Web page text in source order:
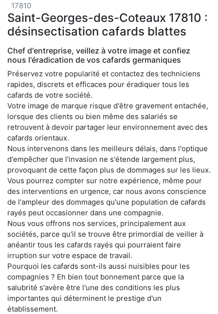
17810
Saint-Georges-des-Coteaux 17810 :
désinsectisation cafards blattes
Chef d'entreprise, veillez à votre image et confiez
nous l'éradication de vos cafards germaniques
Préservez votre popularité et contactez des techniciens
rapides, discrets et efficaces pour éradiquer tous les
cafards de votre société.
Votre image de marque risque d'être gravement entachée,
lorsque des clients ou bien même des salariés se
retrouvent à devoir partager leur environnement avec des
cafards orientaux.
Nous intervenons dans les meilleurs délais, dans l'optique
d'empêcher que l'invasion ne s'étende largement plus,
provoquant de cette façon plus de dommages sur les lieux.
Vous pourrez compter sur notre expérience, même pour
des interventions en urgence, car nous avons conscience
de l'ampleur des dommages qu'une population de cafards
rayés peut occasionner dans une compagnie.
Nous vous offrons nos services, principalement aux
sociétés, parce qu'il se trouve être primordial de veiller à
anéantir tous les cafards rayés qui pourraient faire
irruption sur votre espace de travail.
Pourquoi les cafards sont-ils aussi nuisibles pour les
compagnies ? Eh bien tout bonnement parce que la
salubrité s'avère être l'une des conditions les plus
importantes qui déterminent le prestige d'un
établissement.